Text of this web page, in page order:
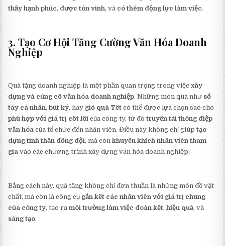
thấy hạnh phúc, được tôn vinh, và có thêm động lực làm việc.
3. Tạo Cơ Hội Tăng Cường Văn Hóa Doanh
Nghiệp
Quà tặng doanh nghiệp là một phần quan trọng trong việcxây
dựng và củng cố văn hóa doanh nghiệp. Những món quà như sổ
tay cá nhân,bút ký, hay giỏ quà Tết có thể được lựa chọn sao cho
phù hợp với giá trị cốt lõi của công ty, từ đótruyền tải thông điệp
văn hóa của tổ chức đến nhân viên. Điều này không chỉ giúptạo
dựng tinh thần đồng đội, mà cònkhuyến khích nhân viên tham
gia vào các chương trình xây dựng văn hóa doanh nghiệp.
Bằng cách này, quà tặng không chỉ đơn thuần là những món đồ vật
chất, mà còn là công cụ gắn kết các nhân viên với giá trị chung
của công ty, tạo ramôi trường làm việc đoàn kết,hiệu quả, và
sáng tạo.